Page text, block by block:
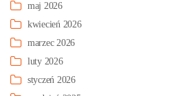
maj 2026
kwiecień 2026
marzec 2026
luty 2026
styczeń 2026